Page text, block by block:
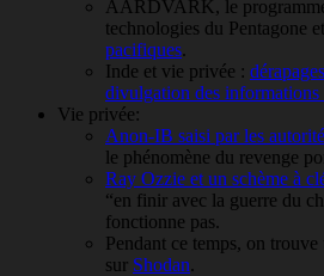
AARDVARK, le
technologies du Pentagone et
pacifiques.
Inde et vie privée :
divulgation des informations
Vie privée:
Anon-IB saisi par les
le phénomène du revenge
Ray Ozzie et un schème à
“en finir avec la guerre du
fonctionne pas.
Pendant ce temps, on
sur Shodan.